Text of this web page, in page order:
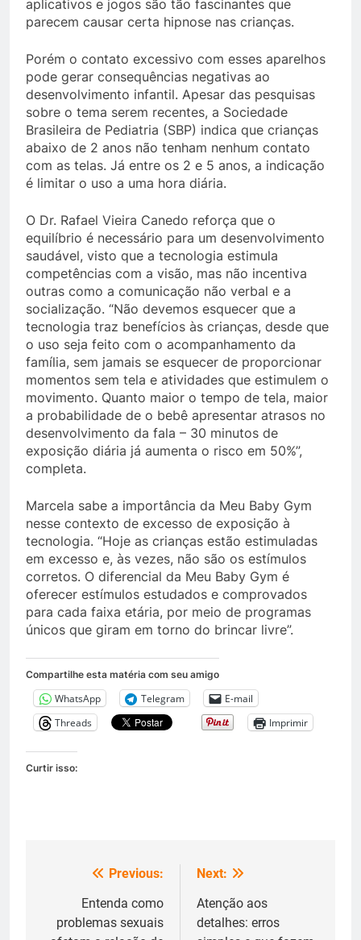
aplicativos e jogos são tão fascinantes que
parecem causar certa hipnose nas crianças.
Porém o contato excessivo com esses aparelhos
pode gerar consequências negativas ao
desenvolvimento infantil. Apesar das pesquisas
sobre o tema serem recentes, a Sociedade
Brasileira de Pediatria (SBP) indica que crianças
abaixo de 2 anos não tenham nenhum contato
com as telas. Já entre os 2 e 5 anos, a indicação
é limitar o uso a uma hora diária.
O Dr. Rafael Vieira Canedo reforça que o
equilíbrio é necessário para um desenvolvimento
saudável, visto que a tecnologia estimula
competências com a visão, mas não incentiva
outras como a comunicação não verbal e a
socialização. “Não devemos esquecer que a
tecnologia traz benefícios às crianças, desde que
o uso seja feito com o acompanhamento da
família, sem jamais se esquecer de proporcionar
momentos sem tela e atividades que estimulem o
movimento. Quanto maior o tempo de tela, maior
a probabilidade de o bebê apresentar atrasos no
desenvolvimento da fala – 30 minutos de
exposição diária já aumenta o risco em 50%”,
completa.
Marcela sabe a importância da Meu Baby Gym
nesse contexto de excesso de exposição à
tecnologia. “Hoje as crianças estão estimuladas
em excesso e, às vezes, não são os estímulos
corretos. O diferencial da Meu Baby Gym é
oferecer estímulos estudados e comprovados
para cada faixa etária, por meio de programas
únicos que giram em torno do brincar livre”.
Compartilhe esta matéria com seu amigo
WhatsApp Telegram
E-mail
Threads
Imprimir
Curtir isso:
Navegação
Previous:
Entenda como
problemas sexuais
Next:
Atenção aos
detalhes: erros